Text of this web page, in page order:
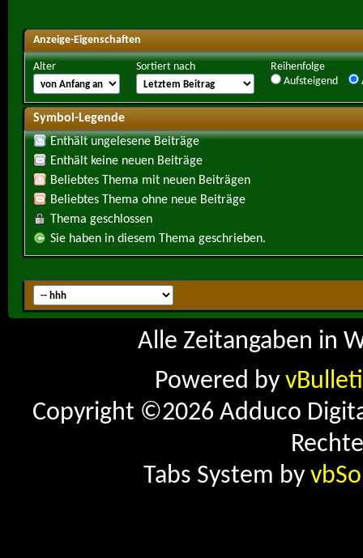
Anzeige-Eigenschaften
Alter Sortiert nach
Reihenfolge
Aufsteigend
Symbol-Legende
Enthält ungelesene Beiträge
Enthält keine neuen Beiträge
Beliebtes Thema mit neuen Beiträgen
Beliebtes Thema ohne neue Beiträge
Thema geschlossen
Sie haben in diesem Thema geschrieben.
Alle Zeitangaben in
Powered by
Copyright ©2026 Adduco
Tabs System by